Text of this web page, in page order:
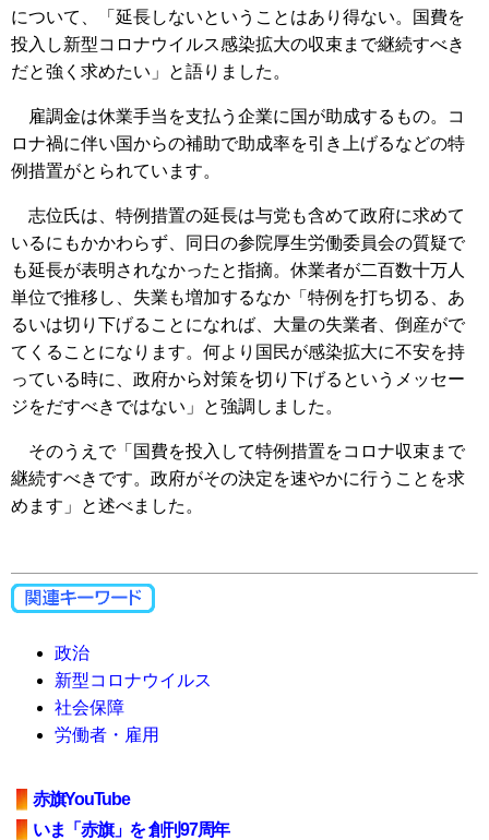
について、「延長しないということはあり得ない。国費を
投入し新型コロナウイルス感染拡大の収束まで継続すべき
だと強く求めたい」と語りました。
雇調金は休業手当を支払う企業に国が助成するもの。コ
ロナ禍に伴い国からの補助で助成率を引き上げるなどの特
例措置がとられています。
志位氏は、特例措置の延長は与党も含めて政府に求めて
いるにもかかわらず、同日の参院厚生労働委員会の質疑で
も延長が表明されなかったと指摘。休業者が二百数十万人
単位で推移し、失業も増加するなか「特例を打ち切る、あ
るいは切り下げることになれば、大量の失業者、倒産がで
てくることになります。何より国民が感染拡大に不安を持
っている時に、政府から対策を切り下げるというメッセー
ジをだすべきではない」と強調しました。
そのうえで「国費を投入して特例措置をコロナ収束まで
継続すべきです。政府がその決定を速やかに行うことを求
めます」と述べました。
政治
新型コロナウイルス
社会保障
労働者・雇用
赤旗YouTube
いま「赤旗」を 創刊97周年